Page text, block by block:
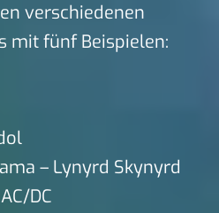
verschiedenen
mit fünf Beispielen:
– Lynyrd Skynyrd
DC